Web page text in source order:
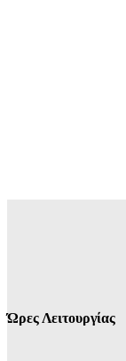
Ώρες Λειτουργίας